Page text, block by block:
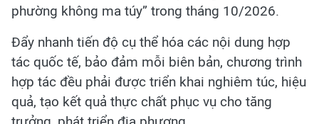
phường không ma túy” trong tháng 10/2026.
Đẩy nhanh tiến độ cụ thể hóa các nội dung hợp
tác quốc tế, bảo đảm mỗi biên bản, chương trình
hợp tác đều phải được triển khai nghiêm túc, hiệu
quả, tạo kết quả thực chất phục vụ cho tăng